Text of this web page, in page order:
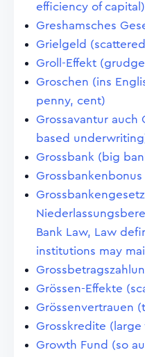
efficiency of capital)
Greshamsches
Grielgeld
Groll-Effekt
Groschen (ins
penny, cent)
Grossavantur auch
based
Grossbank (big
Bank Law, Law
institutions may
Grössen-Effekte
Grössenvertrauen
Grosskredite (large
Growth Fund (so